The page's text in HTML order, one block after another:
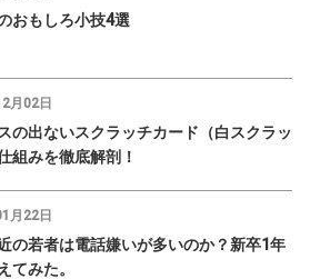
おもしろ小技4選
月02日
の出ないスクラッチカード（白スクラッ
組みを徹底解剖！
月22日
の若者は電話嫌いが多いのか？新卒1年
てみた。